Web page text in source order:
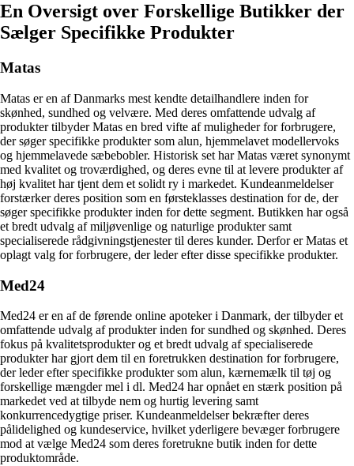
En Oversigt over Forskellige Butikker der
Sælger Specifikke Produkter
Matas
Matas er en af Danmarks mest kendte detailhandlere inden for
skønhed, sundhed og velvære. Med deres omfattende udvalg af
produkter tilbyder Matas en bred vifte af muligheder for forbrugere,
der søger specifikke produkter som alun, hjemmelavet modellervoks
og hjemmelavede sæbebobler. Historisk set har Matas været synonymt
med kvalitet og troværdighed, og deres evne til at levere produkter af
høj kvalitet har tjent dem et solidt ry i markedet. Kundeanmeldelser
forstærker deres position som en førsteklasses destination for de, der
søger specifikke produkter inden for dette segment. Butikken har også
et bredt udvalg af miljøvenlige og naturlige produkter samt
specialiserede rådgivningstjenester til deres kunder. Derfor er Matas et
oplagt valg for forbrugere, der leder efter disse specifikke produkter.
Med24
Med24 er en af de førende online apoteker i Danmark, der tilbyder et
omfattende udvalg af produkter inden for sundhed og skønhed. Deres
fokus på kvalitetsprodukter og et bredt udvalg af specialiserede
produkter har gjort dem til en foretrukken destination for forbrugere,
der leder efter specifikke produkter som alun, kærnemælk til tøj og
forskellige mængder mel i dl. Med24 har opnået en stærk position på
markedet ved at tilbyde nem og hurtig levering samt
konkurrencedygtige priser. Kundeanmeldelser bekræfter deres
pålidelighed og kundeservice, hvilket yderligere bevæger forbrugere
mod at vælge Med24 som deres foretrukne butik inden for dette
produktområde.